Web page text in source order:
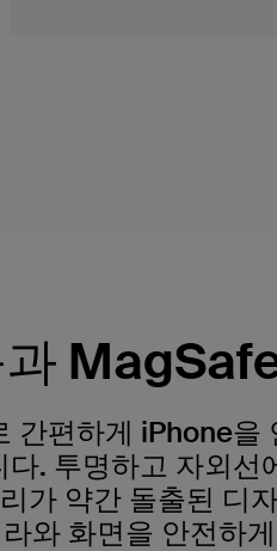
간편하게 iPhone을
. 투명하고 자외선
가 약간 돌출된 디
와 화면을 안전하